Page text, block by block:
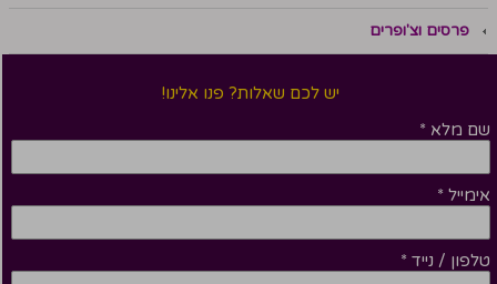
פרסים וצ'ופרים
יש לכם שאלות? פנו אלינו!
שם מלא *
אימייל *
טלפון / נייד *